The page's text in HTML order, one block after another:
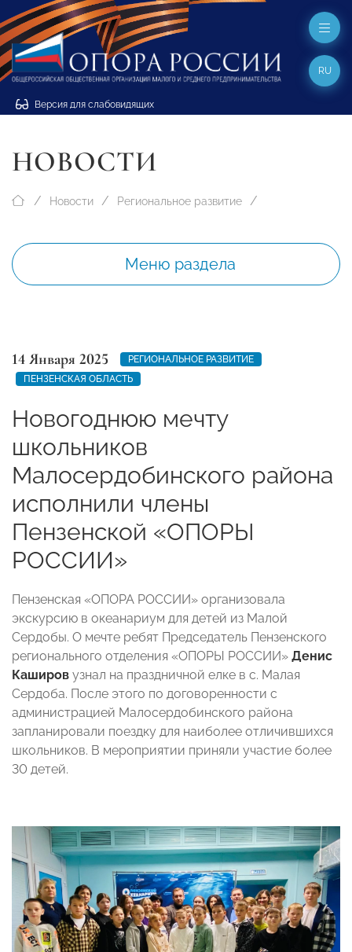
Версия для слабовидящих
RU
НОВОСТИ
Новости Региональное развитие
Меню раздела
14 Января 2025
РЕГИОНАЛЬНОЕ РАЗВИТИЕ
ПЕНЗЕНСКАЯ ОБЛАСТЬ
Новогоднюю мечту
школьников
Малосердобинского района
исполнили члены
Пензенской «ОПОРЫ
РОССИИ»
Пензенская «ОПОРА РОССИИ» организовала
экскурсию в океанариум для детей из Малой
Сердобы. О мечте ребят Председатель Пензенского
регионального отделения «ОПОРЫ РОССИИ» Денис
Каширов узнал на праздничной елке в с. Малая
Сердоба. После этого по договоренности с
администрацией Малосердобинского района
запланировали поездку для наиболее отличившихся
школьников. В мероприятии приняли участие более
30 детей.